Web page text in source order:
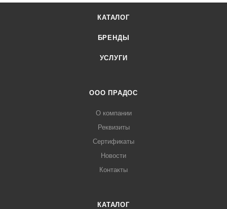
КАТАЛОГ
БРЕНДЫ
УСЛУГИ
ООО ПРАДОС
О компании
Реквизиты
Сертификаты
Новости
Контакты
КАТАЛОГ